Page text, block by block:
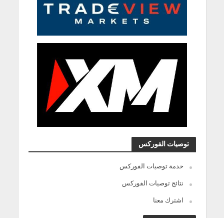
توصيات الفوركس
خدمة توصيات الفوركس
نتائج توصيات الفوركس
اشترك معنا